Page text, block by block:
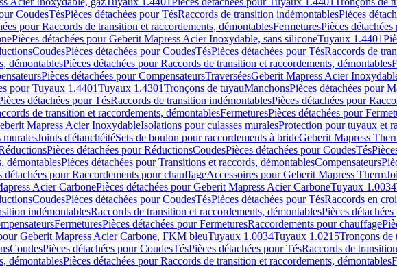
CoudesTésPièces détachées pour TésRaccords de transition indémontablesPièces
pour Raccords de transition et raccordements, démontablesFermeturesPièces
Pièces détachées pour Geberit Mapress Acier Inoxydable, sans siliconeTuyaux 1.4401
CoudesPièces détachées pour CoudesTésPièces détachées pour TésRaccords de
démontablesPièces détachées pour Raccords de transition et raccordements, démontables
Pièces détachées pour CompensateursTraverséesGeberit Mapress Acier
pour Tuyaux 1.4401Tuyaux 1.4301Tronçons de tuyauManchonsPièces détachées pour
détachées pour TésRaccords de transition indémontablesPièces détachées pour
de transition et raccordements, démontablesFermeturesPièces détachées pour
Mapress Acier InoxydableIsolations pour culasses muralesProtection pour tuyaux et
muralesJoints d'étanchéitéSets de boulon pour raccordements à brideGeberit Mapress
Pièces détachées pour RéductionsCoudesPièces détachées pour CoudesTés
démontablesPièces détachées pour Transitions et raccords, démontablesCompensateurs
détachées pour Raccordements pour chauffageAccessoires pour Geberit Mapress Therm
Acier CarbonePièces détachées pour Geberit Mapress Acier CarboneTuyaux 1.0034
CoudesPièces détachées pour CoudesTésPièces détachées pour TésRaccords en
indémontablesRaccords de transition et raccordements, démontablesPièces
FermeturesPièces détachées pour FermeturesRaccordements pour chauffage
Geberit Mapress Acier Carbone, FKM bleuTuyaux 1.0034Tuyaux 1.0215Tronçons de
CoudesPièces détachées pour CoudesTésPièces détachées pour TésRaccords de
démontablesPièces détachées pour Raccords de transition et raccordements, démontables